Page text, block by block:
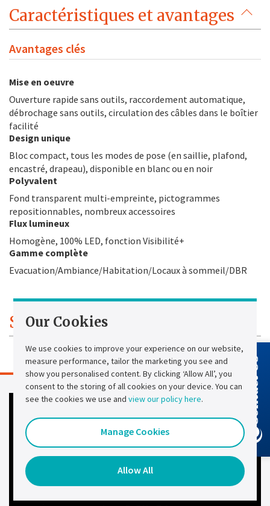
Caractéristiques et avantages
Avantages clés
Mise en oeuvre
Ouverture rapide sans outils, raccordement automatique,
débrochage sans outils, circulation des câbles dans le boîtier
facilité
Design unique
Bloc compact, tous les modes de pose (en saillie, plafond,
encastré, drapeau), disponible en blanc ou en noir
Polyvalent
Fond transparent multi-empreinte, pictogrammes
repositionnables, nombreux accessoires
Flux lumineux
Homogène, 100% LED, fonction Visibilité+
Gamme complète
Evacuation/Ambiance/Habitation/Locaux à sommeil/DBR
Spécificités techniques
Contact Us
Our Cookies
We use cookies to improve your experience on our website,
measure performance, tailor the marketing you see and
show you personalised content. By clicking ‘Allow All’, you
consent to the storing of all cookies on your device. You can
see the cookies we use and view our policy here.
Manage Cookies
Allow All